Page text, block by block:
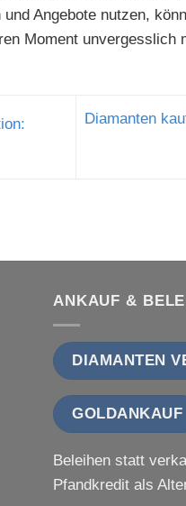
Angebote nutzen,
Moment unvergesslich
Diamanten
ANKAUF &
DIAMANTEN
GOLDANKAUF
Beleihen statt
Pfandkredit als